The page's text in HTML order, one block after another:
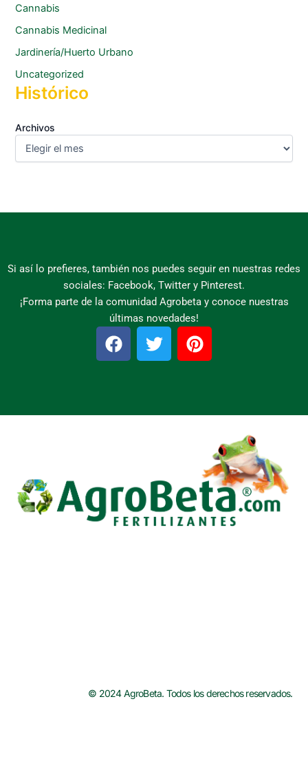
Cannabis
Cannabis Medicinal
Jardinería/Huerto Urbano
Uncategorized
Histórico
Archivos
Si así lo prefieres, también nos puedes seguir en nuestras redes
sociales: Facebook, Twitter y Pinterest.
¡Forma parte de la comunidad Agrobeta y conoce nuestras
últimas novedades!
F
a
o
T
w
e
P
i
r
© 2024 AgroBeta. Todos los derechos reservados.